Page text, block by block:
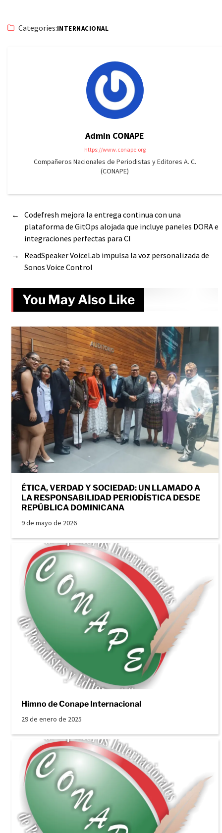
Categories:INTERNACIONAL
Admin CONAPE
https://www.conape.org
Compañeros Nacionales de Periodistas y Editores A. C.
(CONAPE)
←
Codefresh mejora la entrega continua con una
plataforma de GitOps alojada que incluye paneles DORA e
integraciones perfectas para CI
→
ReadSpeaker VoiceLab impulsa la voz personalizada de
Sonos Voice Control
You May Also Like
ÉTICA, VERDAD Y SOCIEDAD: UN LLAMADO A
LA RESPONSABILIDAD PERIODÍSTICA DESDE
REPÚBLICA DOMINICANA
9 de mayo de 2026
Himno de Conape Internacional
29 de enero de 2025